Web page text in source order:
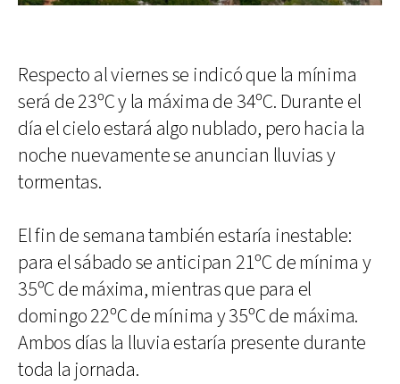
Respecto al viernes se indicó que la mínima
será de 23ºC y la máxima de 34ºC. Durante el
día el cielo estará algo nublado, pero hacia la
noche nuevamente se anuncian lluvias y
tormentas.
El fin de semana también estaría inestable:
para el sábado se anticipan 21ºC de mínima y
35ºC de máxima, mientras que para el
domingo 22ºC de mínima y 35ºC de máxima.
Ambos días la lluvia estaría presente durante
toda la jornada.